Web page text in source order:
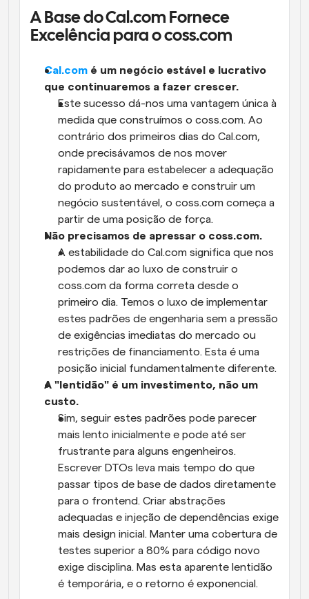
A Base do Cal.com Fornece
Excelência para o coss.com
Cal.com é um negócio estável e lucrativo
que continuaremos a fazer crescer.
Este sucesso dá-nos uma vantagem única à
medida que construímos o coss.com. Ao
contrário dos primeiros dias do Cal.com,
onde precisávamos de nos mover
rapidamente para estabelecer a adequação
do produto ao mercado e construir um
negócio sustentável, o coss.com começa a
partir de uma posição de força.
Não precisamos de apressar o coss.com.
A estabilidade do Cal.com significa que nos
podemos dar ao luxo de construir o
coss.com da forma correta desde o
primeiro dia. Temos o luxo de implementar
estes padrões de engenharia sem a pressão
de exigências imediatas do mercado ou
restrições de financiamento. Esta é uma
posição inicial fundamentalmente diferente.
A "lentidão" é um investimento, não um
custo.
Sim, seguir estes padrões pode parecer
mais lento inicialmente e pode até ser
frustrante para alguns engenheiros.
Escrever DTOs leva mais tempo do que
passar tipos de base de dados diretamente
para o frontend. Criar abstrações
adequadas e injeção de dependências exige
mais design inicial. Manter uma cobertura de
testes superior a 80% para código novo
exige disciplina. Mas esta aparente lentidão
é temporária, e o retorno é exponencial.